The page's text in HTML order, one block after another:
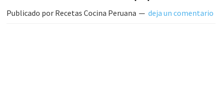
de
Comida
Publicado por Recetas Cocina Peruana deja un comentario